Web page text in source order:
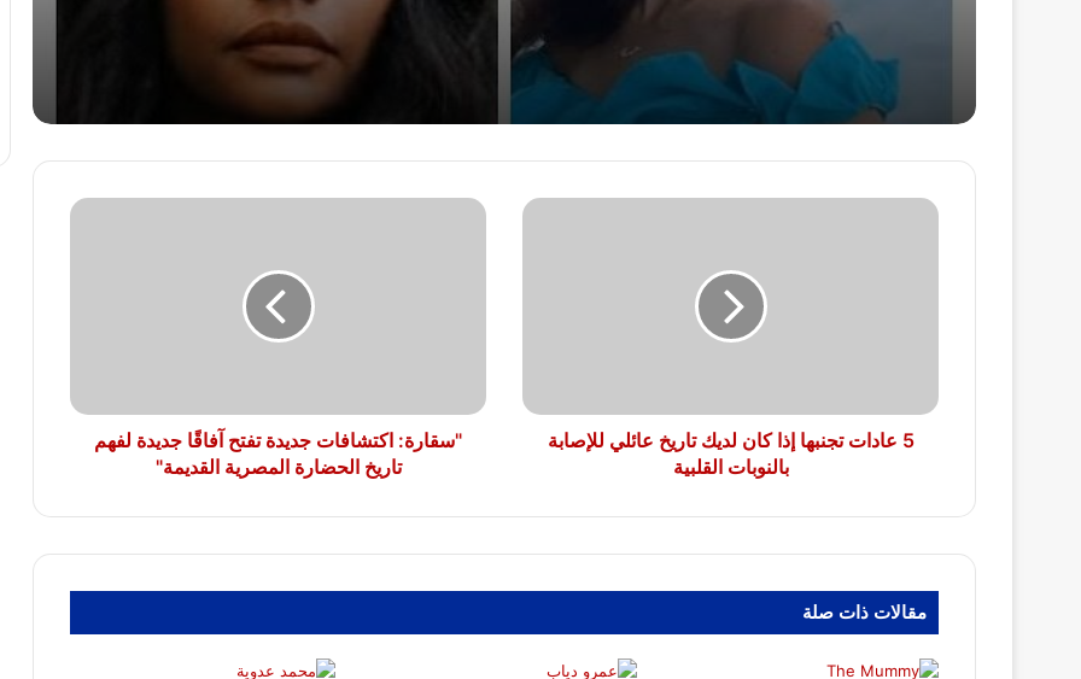
دلال عبد العزيز.. مواقف إنسانية جعلتها
أيقونة للصداقة والوفاء
ليلة طربية مع هشام عباس ضمن فعاليات
ريهانا تستعد للعودة الغنائية.. آيساب روكي
5
للإصابة
بالنوبات5 عادات تجنبها إذا كان لديك تاريخ عائلي للإصابة
بالنوبات القلبية
"سقارة:
الحضارة
المصرية
"سقارة: اكتشافات جديدة تفتح آفاقًا جديدة لفهم
تاريخ الحضارة المصرية القديمة"
مقالات ذات صلة